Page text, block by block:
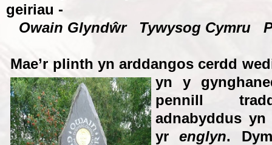
geiriau -
Owain Glyndŵr Tywysog Cymru
Mae’r plinth yn arddangos cerdd
yn y gynghane
pennill
adnabyddus
yrenglyn.